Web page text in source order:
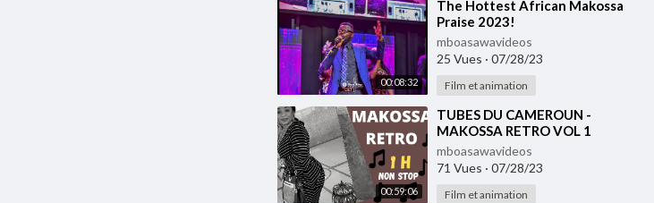
00:08:32
⁣The Hottest African Makossa
Praise 2023!
mboasawavideos
25 Vues · 07/28/23
Film et animation
00:59:06
⁣TUBES DU CAMEROUN -
MAKOSSA RETRO VOL 1
mboasawavideos
71 Vues · 07/28/23
Film et animation